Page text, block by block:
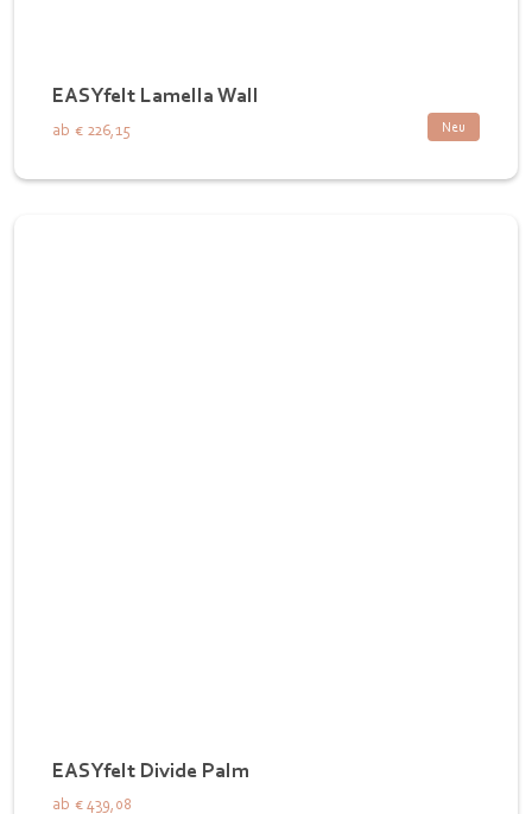
EASYfelt Lamella Wall
Neu
ab € 226,15
EASYfelt Divide Palm
ab € 439,08